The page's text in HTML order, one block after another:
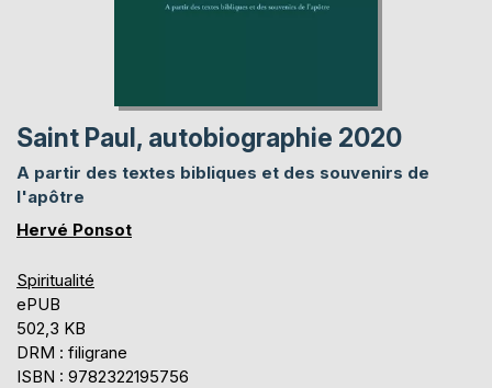
Saint Paul, autobiographie 2020
A partir des textes bibliques et des souvenirs de
l'apôtre
Hervé Ponsot
Spiritualité
ePUB
502,3 KB
DRM : filigrane
ISBN : 9782322195756